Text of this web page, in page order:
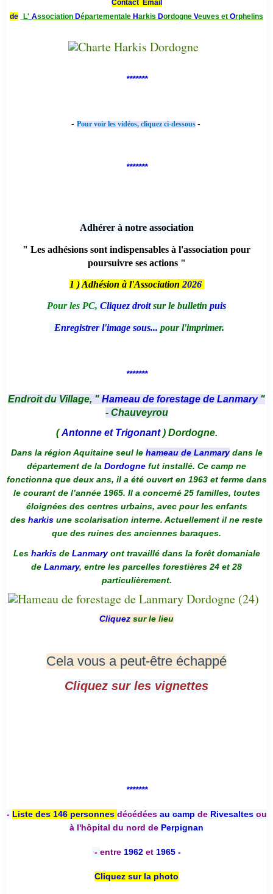
Contact Email
de
L' Association Départementale Harkis Dordogne Veuves et Orphelins
*******
- Pour voir les vidéos, cliquez ci-dessous -
*******
Adhérer à notre association
" Les adhésions sont indispensables à l'association pour
poursuivre ses actions "
1 ) Adhésion à l'Association 2026
Pour les PC, Cliquez droitsur le bulletin puis
Enregistrer l'image sous... pour l'imprimer.
*******
Endroit du Village, " Hameau de forestage de Lanmary "
- Chauveyrou
(Antonne et Trigonant) Dordogne.
Dans la région Aquitaine seul le hameau de Lanmarydans le
département de la Dordogne fut installé. Ce camp ne
fonctionna que deux ans, il a été ouvert en 1963 et ferme dans
le courant de l’année 1965. Il a concerné 25 familles, toutes
éloignées des centres urbains, avec pour les enfants
des harkis une scolarisation interne. Actuellement il ne reste
que des ruines des anciennes baraques.
Les harkis de Lanmaryont travaillé dans la forêt domaniale
de Lanmary, entre les parcelles forestières 24 et 28
particulièrement.
Cliquez sur le lieu
Cela vous a peut-être échappé
Cliquez sur les vignettes
*******
- Liste des 146 personnes décédées au camp deRivesaltesou
à l'hôpital du nord de Perpignan
- entre 1962 et 1965 -
Cliquez sur la photo